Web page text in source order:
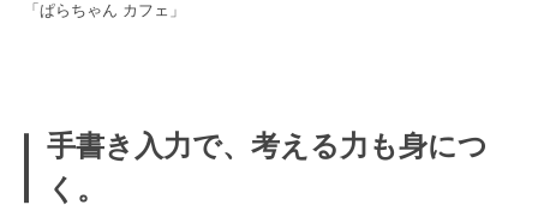
「ぱらちゃん カフェ」
手書き入力で、考える力も身につ
く。